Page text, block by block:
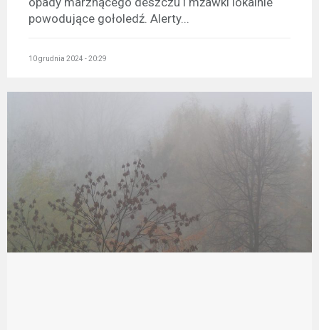
powodujące gołoledź. Alerty...
10 grudnia 2024 - 20:29